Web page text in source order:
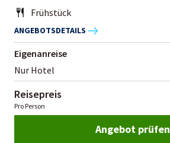
Frühstück
ANGEBOTSDETAILS
Eigenanreise
Nur Hotel
Reisepreis
Pro Person
Angebot prüfen